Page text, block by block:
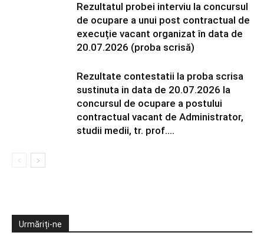
Rezultatul probei interviu la concursul
de ocupare a unui post contractual de
execuție vacant organizat în data de
20.07.2026 (proba scrisă)
Rezultate contestatii la proba scrisa
sustinuta in data de 20.07.2026 la
concursul de ocupare a postului
contractual vacant de Administrator,
studii medii, tr. prof....
Urmăriți-ne